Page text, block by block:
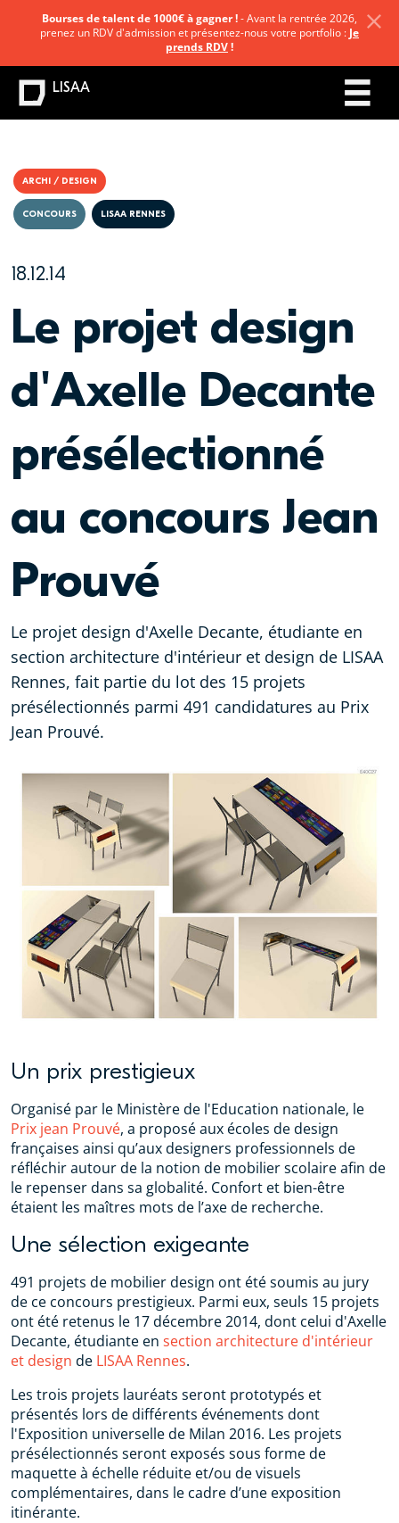
ARCHI / DESIGN
18.12.14
CONCOURS LISAA RENNES
Le projet design
d'Axelle Decante
présélectionné
au concours Jean
Prouvé
Le projet design d'Axelle Decante, étudiante en
section architecture d'intérieur et design de LISAA
Rennes, fait partie du lot des 15 projets
présélectionnés parmi 491 candidatures au Prix
Jean Prouvé.
Un prix prestigieux
Organisé par le Ministère de l'Education nationale, le
Prix jean Prouvé, a proposé aux écoles de design
françaises ainsi qu’aux designers professionnels de
réfléchir autour de la notion de mobilier scolaire afin de
le repenser dans sa globalité. Confort et bien-être
étaient les maîtres mots de l’axe de recherche.
Une sélection exigeante
491 projets de mobilier design ont été soumis au jury
de ce concours prestigieux. Parmi eux, seuls 15 projets
ont été retenus le 17 décembre 2014, dont celui d'Axelle
Decante, étudiante en section architecture d'intérieur
et design de LISAA Rennes.
Les trois projets lauréats seront prototypés et
présentés lors de différents événements dont
l'Exposition universelle de Milan 2016. Les projets
présélectionnés seront exposés sous forme de
maquette à échelle réduite et/ou de visuels
complémentaires, dans le cadre d’une exposition
itinérante.
Bourses de talent de 1000€ à gagner !- Avant la rentrée 2026,
prenez un RDV d'admission et présentez-nous votre portfolio : Je
prends RDV!
LISAA